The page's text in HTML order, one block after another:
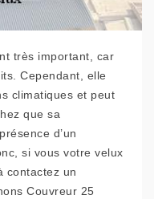
très important, car
Cependant, elle
climatiques et peut
que sa
d’un
si vous votre velux
contactez un
Couvreur 25